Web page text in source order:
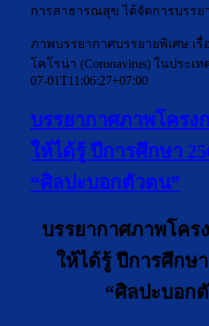
การสาธารณสุข ได้จัดการบรร
ภาพบรรยากาศบรรยายพิเศษ เ
โคโรน่า (Coronavirus) ในประเท
07-01T11:06:27+07:00
บรรยากาศภาพโครง
ให้ได้รู้ ปีการศึกษา
“ศิลปะบอกตัวตน”
บรรยากาศภาพโคร
ให้ได้รู้ ปีการศึกษ
“ศิลปะบอก